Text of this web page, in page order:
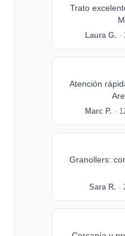
Trato
Laura G. ·
Atención
Marc P. ·
Granollers:
Sara R. ·